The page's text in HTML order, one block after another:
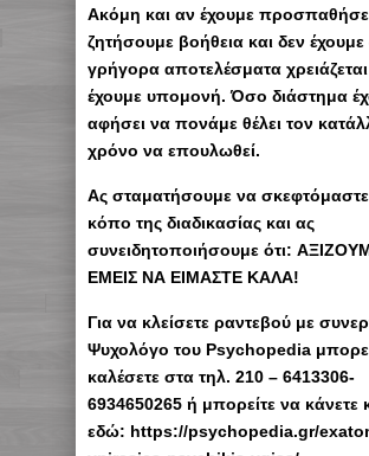
Ακόμη και αν έχουμε
ζητήσουμε βοήθεια και δεν έχουμε
γρήγορα αποτελέσματα
έχουμε υπομονή. Όσο διάστημα
αφήσει να πονάμε θέλει τον
χρόνο να επουλωθεί.
Ας σταματήσουμε να
κόπο της διαδικασίας και ας
συνειδητοποιήσουμε ότι:
ΕΜΕΙΣ ΝΑ ΕΙΜΑΣΤΕ ΚΑΛΑ!
Για να κλείσετε ραντεβού με
Ψυχολόγο του Psychopedia
καλέσετε στα τηλ. 210 – 6413306-
6934650265 ή μπορείτε να κάνετε
εδώ: https://psychopedia.gr/